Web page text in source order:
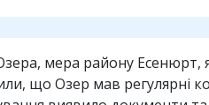
мера району Есенюрт,
що Озер мав регулярні